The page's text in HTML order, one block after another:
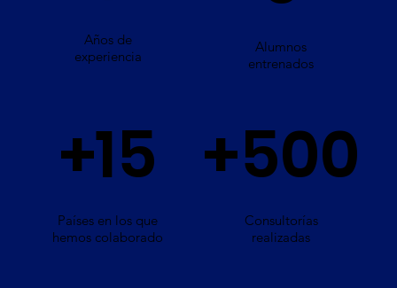
Años de
experiencia
Alumnos
entrenados
+500
Consultorías
realizadas
+15
Países en los que
hemos colaborado